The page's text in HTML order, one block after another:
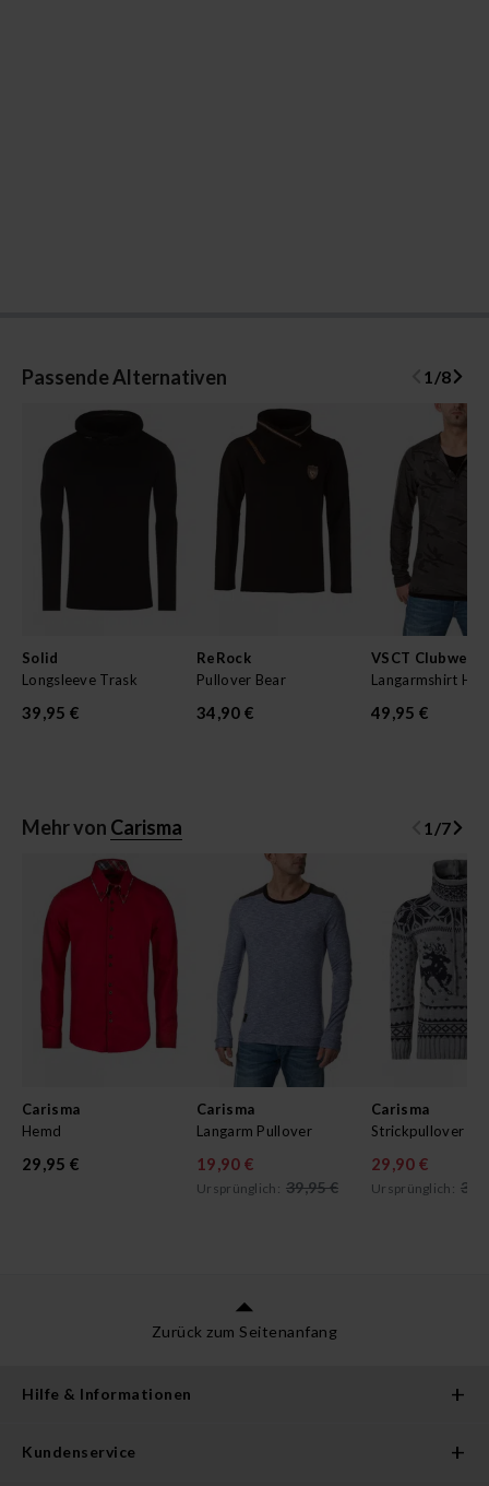
Passende Alternativen 1/8
Solid
Longsleeve Trask
39,95 €
ReRock
Pullover Bear
34,90 €
VSCT Clubwear
Langarmshirt
49,95 €
Mehr von Carisma 1 /7
Carisma
Hemd
29,95 €
Carisma
Langarm Pullover
19,90 €
Ursprünglich: 39,95 €
Carisma
Strickpullover
29,90 €
Ursprünglich:
Zurück zum Seitenanfang
Hilfe & Informationen
Kundenservice